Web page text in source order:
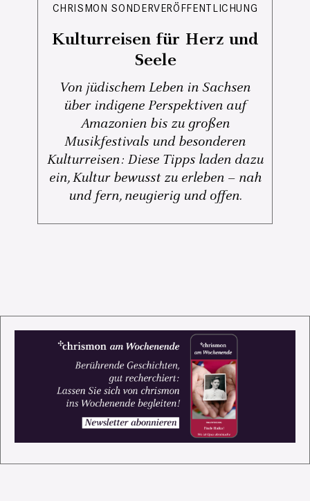
CHRISMON SONDERVERÖFFENTLICHUNG
Kulturreisen für Herz und
Seele
Von jüdischem Leben in Sachsen
über indigene Perspektiven auf
Amazonien bis zu großen
Musikfestivals und besonderen
Kulturreisen: Diese Tipps laden dazu
ein, Kultur bewusst zu erleben – nah
und fern, neugierig und offen.